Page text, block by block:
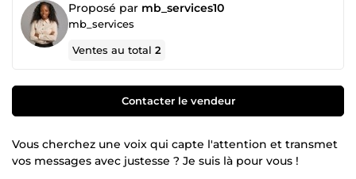
Proposé par mb_services10
mb_services
Ventes au total2
Contacter le vendeur
Vous cherchez une voix qui capte l'attention et transmet
vos messages avec justesse ? Je suis là pour vous !